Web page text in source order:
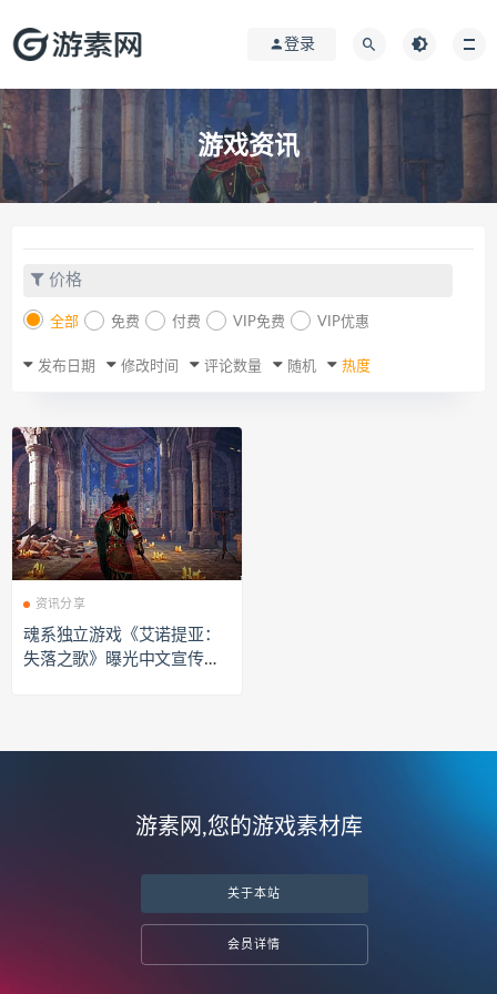
登录
游戏资讯
价格
全部 免费 付费 VIP免费 VIP优惠
发布日期 修改时间 评论数量 随机 热度
资讯分享
魂系独立游戏《艾诺提亚：
失落之歌》曝光中文宣传影
游素网,您的游戏素材库
关于本站
会员详情